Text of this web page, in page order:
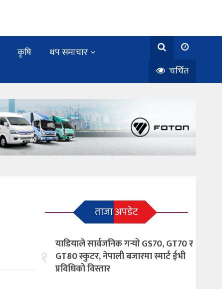
कृषि
थप समाचार
चर्चित
ताजा अपडेट
१
याडियाले सार्वजनिक गर्‍यो GS70, GT70 र
GT80 स्कुटर, नेपाली बजारमा स्मार्ट ईभी
प्रविधिको विस्तार